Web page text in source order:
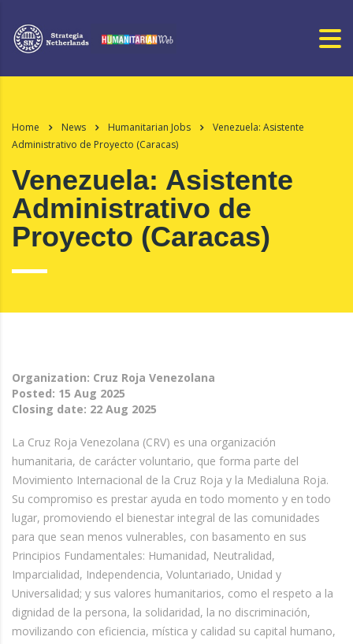
Home News Humanitarian Jobs
Venezuela: Asistente
Administrativo de Proyecto (Caracas)
Venezuela: Asistente
Administrativo de
Proyecto (Caracas)
Organization: Cruz Roja Venezolana
Posted: 15 Aug 2025
Closing date: 22 Aug 2025
La Cruz Roja Venezolana (CRV) es una organización
humanitaria, de carácter voluntario, que forma parte del
Movimiento Internacional de la Cruz Roja y la Medialuna Roja.
Su compromiso es prestar ayuda en todo momento y en todo
lugar, promoviendo el bienestar integral de las comunidades
para que sean menos vulnerables, con basamento en sus
Principios Fundamentales: Humanidad, Neutralidad,
Imparcialidad, Independencia, Voluntariado, Unidad y
Universalidad; y sus valores humanitarios, como el respeto a la
dignidad de la persona, la solidaridad, la no discriminación,
movilizando con eficiencia, mística y calidad su capital humano,